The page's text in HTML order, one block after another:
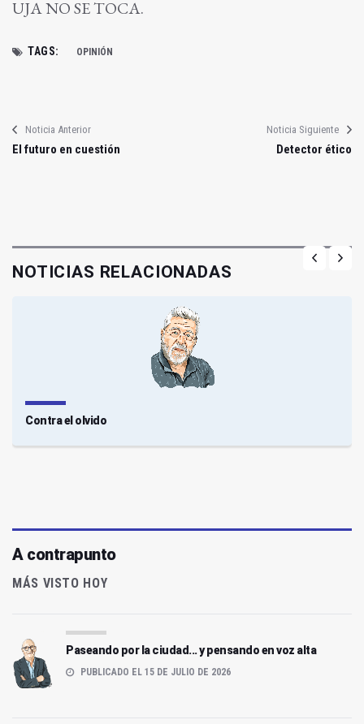
UJA NO SE TOCA.
TAGS: OPINIÓN
Noticia Anterior
El futuro en cuestión
Noticia Siguiente
Detector ético
NOTICIAS RELACIONADAS
Contra el olvido
A contrapunto
MÁS VISTO HOY
Paseando por la ciudad... y pensando en voz alta
PUBLICADO EL 15 DE JULIO DE 2026